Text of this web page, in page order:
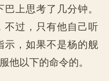
上思考了几分钟。
过，只有他自己听
，如果不是杨的舰
他以下的命令的。